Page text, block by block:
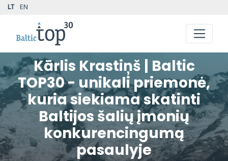
LT EN
Kārlis Krastiņš | Baltic
TOP30 - unikali priemonė,
kuria siekiama skatinti
Baltijos šalių įmonių
konkurencingumą
pasaulyje